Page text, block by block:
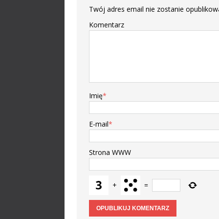
Twój adres email nie zostanie
Komentarz
Imię*
E-mail*
Strona WWW
+ =